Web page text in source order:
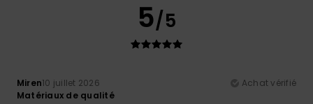
5/5
Miren10 juillet 2026
Achat vérifié
Matériaux de qualité